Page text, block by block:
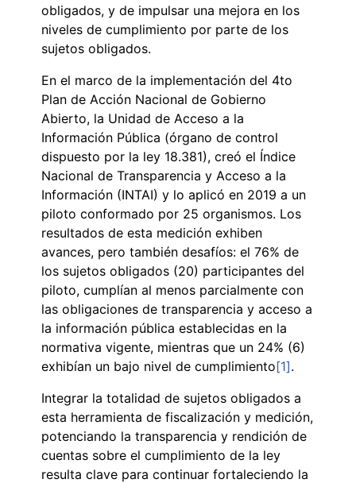
obligados, y de impulsar una mejora en los
niveles de cumplimiento por parte de los
sujetos obligados.
En el marco de la implementación del 4to
Plan de Acción Nacional de Gobierno
Abierto, la Unidad de Acceso a la
Información Pública (órgano de control
dispuesto por la ley 18.381), creó el Índice
Nacional de Transparencia y Acceso a la
Información (INTAI) y lo aplicó en 2019 a un
piloto conformado por 25 organismos. Los
resultados de esta medición exhiben
avances, pero también desafíos: el 76% de
los sujetos obligados (20) participantes del
piloto, cumplían al menos parcialmente con
las obligaciones de transparencia y acceso a
la información pública establecidas en la
normativa vigente, mientras que un 24% (6)
exhibían un bajo nivel de cumplimiento[1].
Integrar la totalidad de sujetos obligados a
esta herramienta de fiscalización y medición,
potenciando la transparencia y rendición de
cuentas sobre el cumplimiento de la ley
resulta clave para continuar fortaleciendo la